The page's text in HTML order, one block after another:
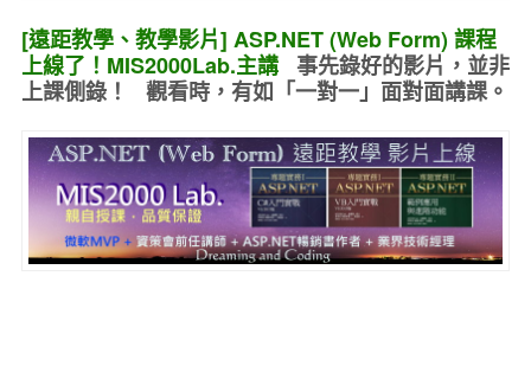
[遠距教學、教學影片] ASP.NET (Web Form) 課程
上線了！MIS2000Lab.主講 事先錄好的影片，並非
上課側錄！ 觀看時，有如 「一對一」面對面講課。